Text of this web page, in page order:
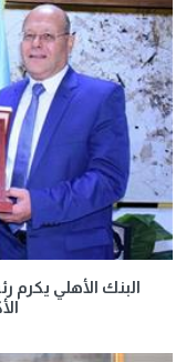
البنك الأهلي